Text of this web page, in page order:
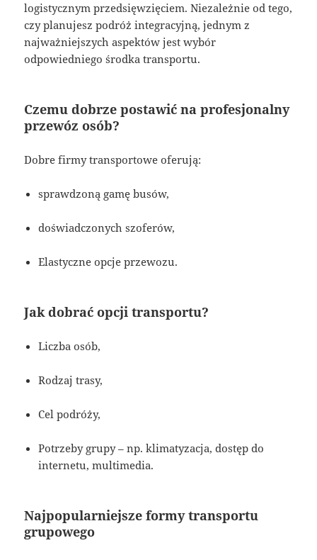
logistycznym przedsięwzięciem. Niezależnie od tego,
czy planujesz podróż integracyjną, jednym z
najważniejszych aspektów jest wybór
odpowiedniego środka transportu.
Czemu dobrze postawić na profesjonalny
przewóz osób?
Dobre firmy transportowe oferują:
sprawdzoną gamę busów,
doświadczonych szoferów,
Elastyczne opcje przewozu.
Jak dobrać opcji transportu?
Liczba osób,
Rodzaj trasy,
Cel podróży,
Potrzeby grupy – np. klimatyzacja, dostęp do
internetu, multimedia.
Najpopularniejsze formy transportu
grupowego